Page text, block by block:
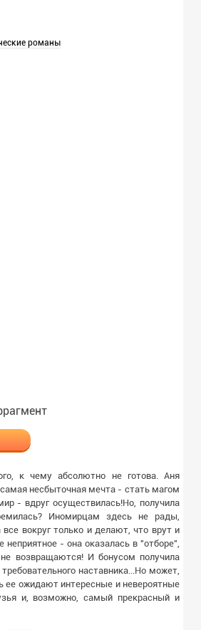
романы
к чему абсолютно не готова. Аня
несбыточная мечта - стать магом
- вдруг осуществилась!Но, получила
Иномирцам здесь не рады,
все вокруг только и делают, что врут и
неприятное - она оказалась в "отборе",
возвращаются! И бонусом получила
наставника...Но может,
ее ожидают интересные и невероятные
и, возможно, самый прекрасный и